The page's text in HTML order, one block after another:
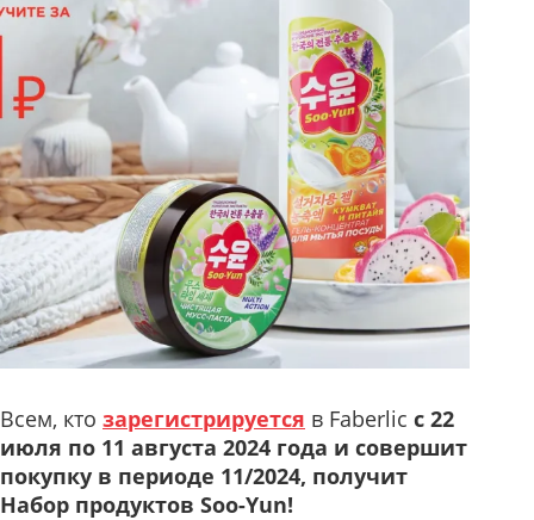
Всем, кто зарегистрируется в Faberlic с 22
июля по 11 августа 2024 года и совершит
покупку в периоде 11/2024, получит
Набор продуктов Soo-Yun!